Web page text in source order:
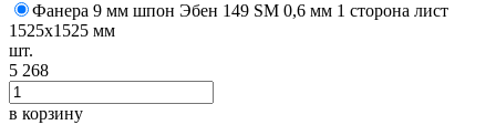
Фанера 9 мм шпон Эбен 149 SM 0,6 мм 1 сторона лист
1525х1525 мм
шт.
5 268
в корзину